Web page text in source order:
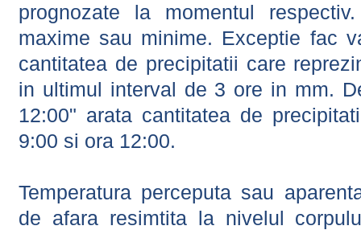
prognozate la momentul
maxime sau minime. Exceptie fac
cantitatea de precipitatii care
in ultimul interval de 3 ore in mm.
12:00" arata cantitatea de
9:00 si ora 12:00.
Temperatura perceputa sau
de afara resimtita la nivelul